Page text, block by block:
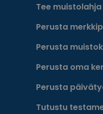
Tee muistolahja
Perusta
Perusta
Perusta oma
Perusta
Tutustu